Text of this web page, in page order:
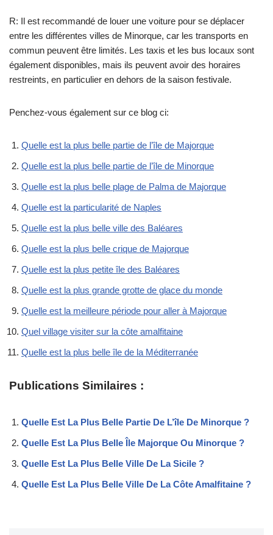
R: Il est recommandé de louer une voiture pour se déplacer
entre les différentes villes de Minorque, car les transports en
commun peuvent être limités. Les taxis et les bus locaux sont
également disponibles, mais ils peuvent avoir des horaires
restreints, en particulier en dehors de la saison festivale.
Penchez-vous également sur ce blog ci:
Quelle est la plus belle partie de l’île de Majorque
Quelle est la plus belle partie de l’île de Minorque
Quelle est la plus belle plage de Palma de Majorque
Quelle est la particularité de Naples
Quelle est la plus belle ville des Baléares
Quelle est la plus belle crique de Majorque
Quelle est la plus petite île des Baléares
Quelle est la plus grande grotte de glace du monde
Quelle est la meilleure période pour aller à Majorque
Quel village visiter sur la côte amalfitaine
Quelle est la plus belle île de la Méditerranée
Publications Similaires :
Quelle Est La Plus Belle Partie De L’île De Minorque ?
Quelle Est La Plus Belle Île Majorque Ou Minorque ?
Quelle Est La Plus Belle Ville De La Sicile ?
Quelle Est La Plus Belle Ville De La Côte Amalfitaine ?